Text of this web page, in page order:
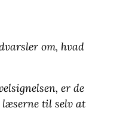
om, hvad
er de
til selv at